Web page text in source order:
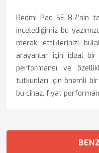
Redmi Pad SE 8.7’nin
incelediğimiz bu
merak ettiklerinizi
arayanlar için ideal
performansı ve
tutkunları için önemli
bu cihaz, fiyat